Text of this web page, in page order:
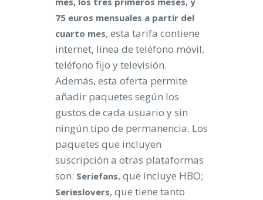
75 euros mensuales a partir del
cuarto mes, esta tarifa contiene
internet, línea de teléfono móvil,
teléfono fijo y televisión.
Además, esta oferta permite
añadir paquetes según los
gustos de cada usuario y sin
ningún tipo de permanencia. Los
paquetes que incluyen
suscripción a otras plataformas
son: Seriefans, que incluye HBO;
Serieslovers, que tiene tanto